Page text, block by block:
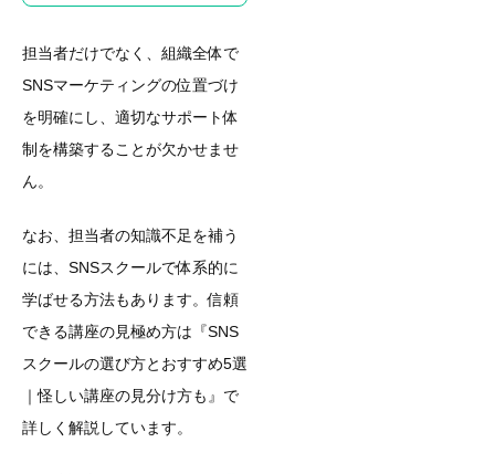
担当者だけでなく、組織全体で
SNSマーケティングの位置づけ
を明確にし、適切なサポート体
制を構築することが欠かせませ
ん。
なお、担当者の知識不足を補う
には、SNSスクールで体系的に
学ばせる方法もあります。信頼
できる講座の見極め方は『SNS
スクールの選び方とおすすめ5選
｜怪しい講座の見分け方も』で
詳しく解説しています。